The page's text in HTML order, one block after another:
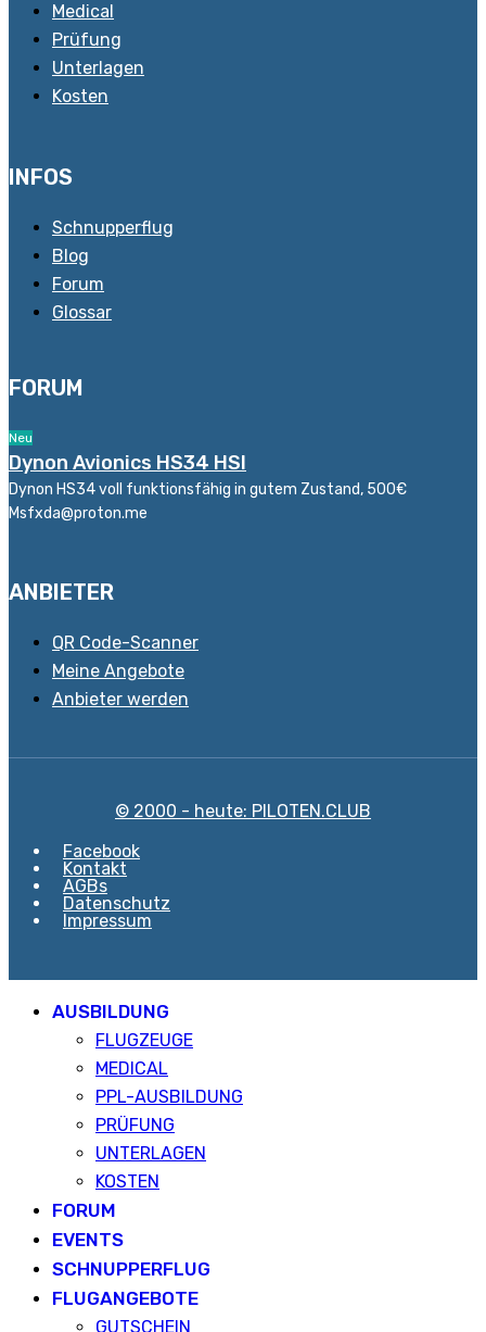
Medical
Prüfung
Unterlagen
Kosten
INFOS
Schnupperflug
Blog
Forum
Glossar
FORUM
Neu
Dynon Avionics HS34 HSI
Dynon HS34 voll funktionsfähig in gutem Zustand, 500€
Msfxda@proton.me
ANBIETER
QR Code-Scanner
Meine Angebote
Anbieter werden
© 2000 - heute: PILOTEN.CLUB
Facebook
Kontakt
AGBs
Datenschutz
Impressum
AUSBILDUNG
FLUGZEUGE
MEDICAL
PPL-AUSBILDUNG
PRÜFUNG
UNTERLAGEN
KOSTEN
FORUM
EVENTS
SCHNUPPERFLUG
FLUGANGEBOTE
GUTSCHEIN